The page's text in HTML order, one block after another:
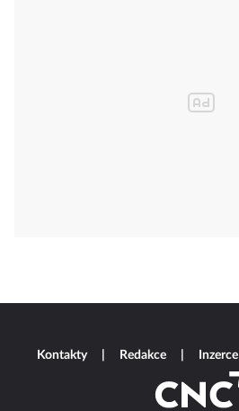
Kontakty Redakce Inzerce